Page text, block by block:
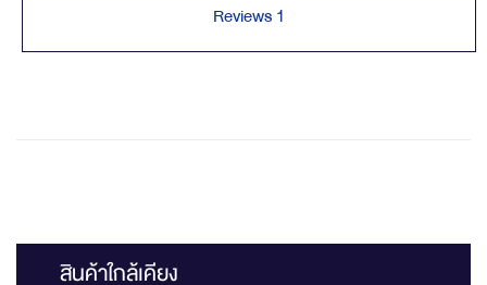
Reviews1
สินค้าใกล้เคียง